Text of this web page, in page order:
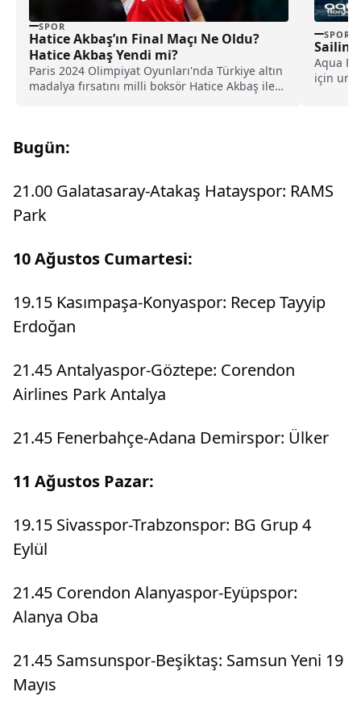
SPOR
Hatice Akbaş’ın Final Maçı Ne Oldu?
Hatice Akbaş Yendi mi?
Paris 2024 Olimpiyat Oyunları'nda Türkiye altın
madalya fırsatını milli boksör Hatice Akbaş ile
SPOR
Sailing
Aqua
için
Bugün:
21.00 Galatasaray-Atakaş Hatayspor: RAMS
Park
10 Ağustos Cumartesi:
19.15 Kasımpaşa-Konyaspor: Recep Tayyip
Erdoğan
21.45 Antalyaspor-Göztepe: Corendon
Airlines Park Antalya
21.45 Fenerbahçe-Adana Demirspor: Ülker
11 Ağustos Pazar:
19.15 Sivasspor-Trabzonspor: BG Grup 4
Eylül
21.45 Corendon Alanyaspor-Eyüpspor:
Alanya Oba
21.45 Samsunspor-Beşiktaş: Samsun Yeni 19
Mayıs